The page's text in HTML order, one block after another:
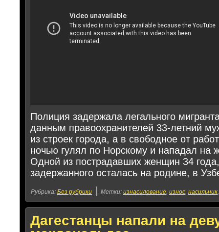
Полиция задержала легального
данным правоохранителей 33-летний
из строек города, а в свободное от
ночью гулял по Норскому и нападал на
Одной из пострадавших женщин 34
задержанного осталась на родине, в
Рубрика: Без рубрики Метки: изнасилование, износ, насильник
Дагестанцы напали на